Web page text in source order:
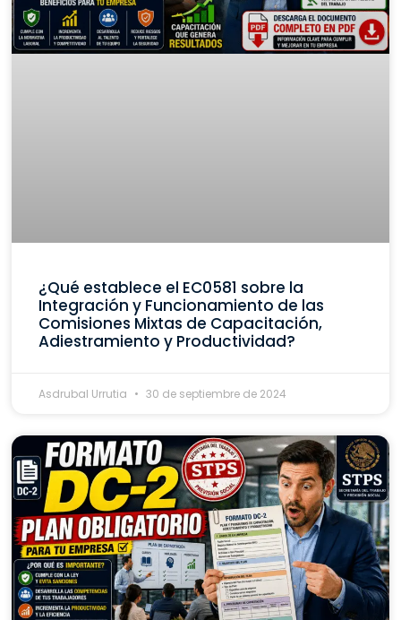
¿Qué establece el EC0581 sobre la
Integración y Funcionamiento de las
Comisiones Mixtas de Capacitación,
Adiestramiento y Productividad?
Asdrubal Urrutia 30 de septiembre de 2024